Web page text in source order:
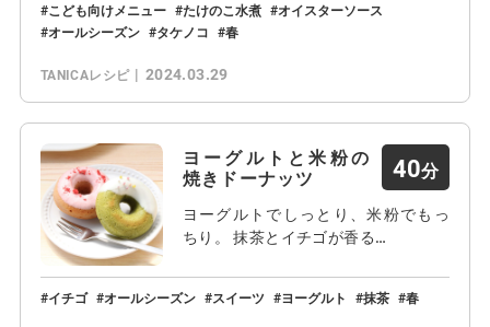
こども向けメニュー たけのこ水煮
オイスターソース
オールシーズン
タケノコ 春
TANICAレシピ 2024.03.29
ヨーグルトと米粉の
焼きドーナッツ
40
ヨーグルトでしっとり、米粉でもっ
ちり。 抹茶とイチゴが香る…
イチゴ オールシーズン スイーツ ヨーグルト 抹茶 春